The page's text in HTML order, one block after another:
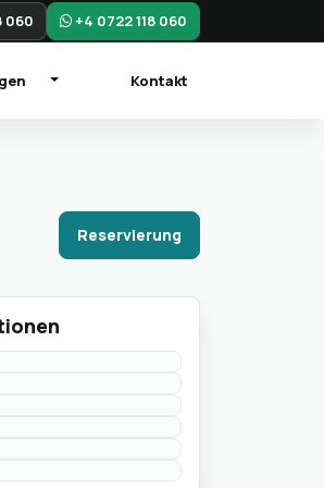
060 +4 0722 118 060
Kontakt
Reservierung